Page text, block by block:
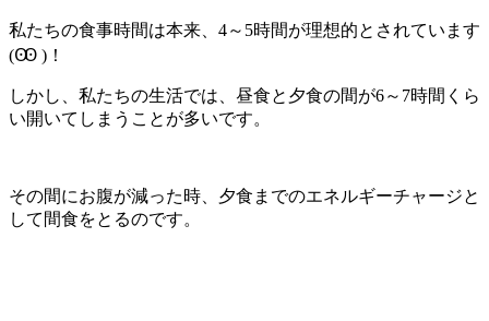
私たちの食事時間は本来、4～5時間が理想的とされています
(Ꙭ )！
しかし、私たちの生活では、昼食と夕食の間が6～7時間くら
い開いてしまうことが多いです。
その間にお腹が減った時、夕食までのエネルギーチャージと
して間食をとるのです。